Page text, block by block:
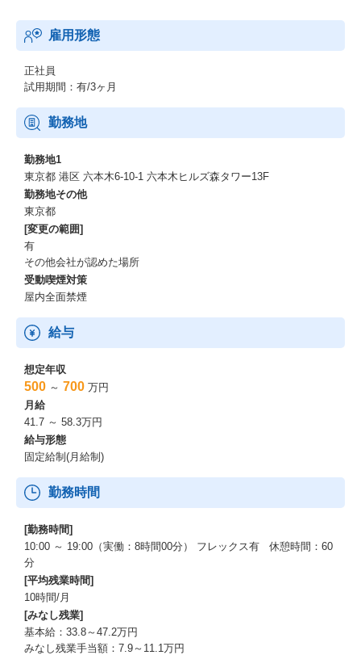
雇用形態
正社員
試用期間：有/3ヶ月
勤務地
勤務地1
東京都 港区 六本木6-10-1 六本木ヒルズ森タワー13F
勤務地その他
東京都
[変更の範囲]
有
その他会社が認めた場所
受動喫煙対策
屋内全面禁煙
給与
想定年収
500 ～ 700 万円
月給
41.7 ～ 58.3万円
給与形態
固定給制(月給制)
勤務時間
[勤務時間]
10:00 ～ 19:00（実働：8時間00分） フレックス有 休憩時間：60
分
[平均残業時間]
10時間/月
[みなし残業]
基本給：33.8～47.2万円
みなし残業手当額：7.9～11.1万円